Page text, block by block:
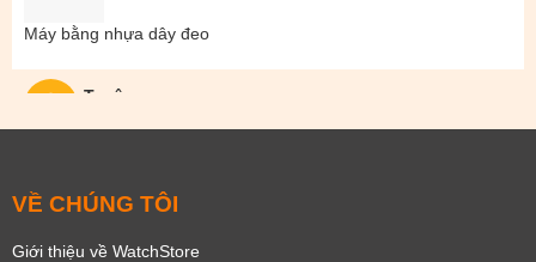
Tuyên
Máy bằng nhựa dây đeo
VỀ CHÚNG TÔI
Giới thiệu về WatchStore